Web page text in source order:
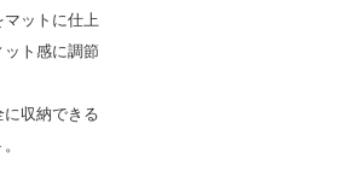
ットに仕上
ト感に調節
収納できる